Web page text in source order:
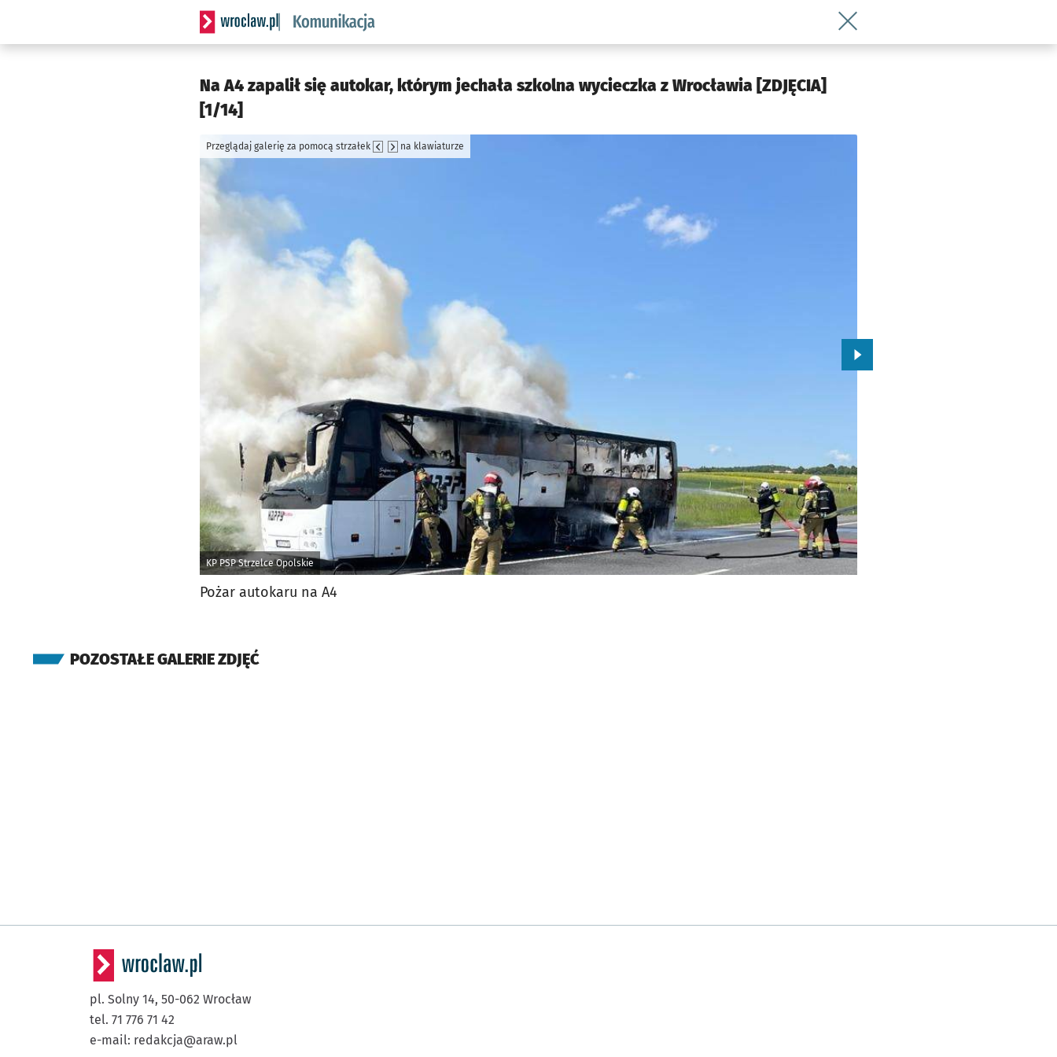
Serwis informacyjny wroclaw.pl podserwis: Komunikacja
Wróć do artykułu Na A4 zapalił się
Na A4 zapalił się autokar, którym jechała szkolna wycieczka z Wrocławia [ZDJĘCIA]
[1/14]
KP PSP Strzelce Opolskie
Przeglądaj galerię za pomocą strzałek na klawiaturze
Przejdź do kolejnego zdjęcia.
Pożar autokaru na A4
POZOSTAŁE GALERIE ZDJĘĆ
pl. Solny 14, 50-062 Wrocław
tel. 71 776 71 42
e-mail: redakcja@araw.pl